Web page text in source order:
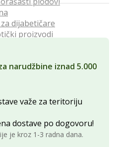
dijabetičare
proizvodi
i eliksiri
i sirća
narudžbine iznad 5.000
važe za teritoriju
dostave po dogovoru!
je kroz 1-3 radna dana.